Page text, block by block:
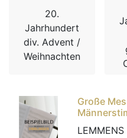
20.
Jahrhundert
div. Advent /
Weihnachten
Große